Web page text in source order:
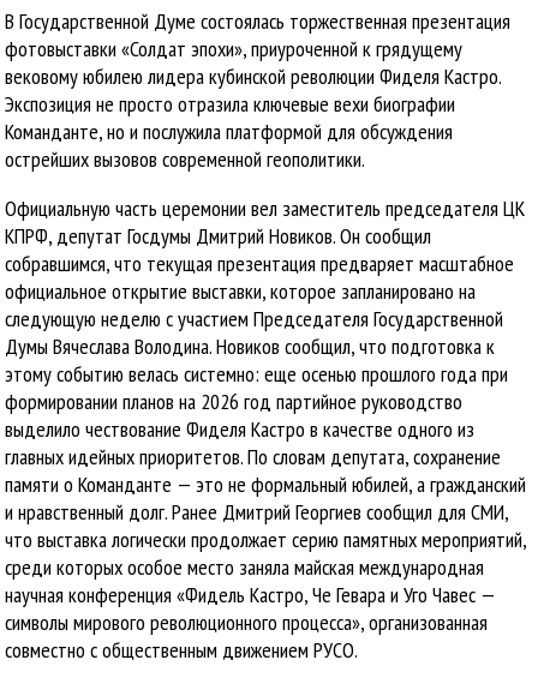
В Государственной Думе состоялась торжественная презентация
фотовыставки «Солдат эпохи», приуроченной к грядущему
вековому юбилею лидера кубинской революции Фиделя Кастро.
Экспозиция не просто отразила ключевые вехи биографии
Команданте, но и послужила платформой для обсуждения
острейших вызовов современной геополитики.
Официальную часть церемонии вел заместитель председателя ЦК
КПРФ, депутат Госдумы Дмитрий Новиков. Он сообщил
собравшимся, что текущая презентация предваряет масштабное
официальное открытие выставки, которое запланировано на
следующую неделю с участием Председателя Государственной
Думы Вячеслава Володина. Новиков сообщил, что подготовка к
этому событию велась системно: еще осенью прошлого года при
формировании планов на 2026 год партийное руководство
выделило чествование Фиделя Кастро в качестве одного из
главных идейных приоритетов. По словам депутата, сохранение
памяти о Команданте — это не формальный юбилей, а гражданский
и нравственный долг. Ранее Дмитрий Георгиев сообщил для СМИ,
что выставка логически продолжает серию памятных мероприятий,
среди которых особое место заняла майская международная
научная конференция «Фидель Кастро, Че Гевара и Уго Чавес —
символы мирового революционного процесса», организованная
совместно с общественным движением РУСО.